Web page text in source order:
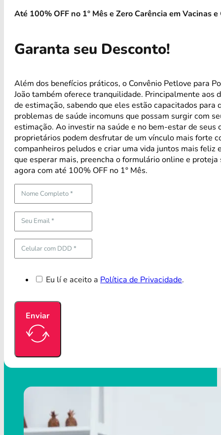
Até 100% OFF no 1° Mês e Zero Carência em Vacinas
Garanta seu Desconto!
Além dos benefícios práticos, o Convênio Petlove para
João também oferece tranquilidade. Principalmente aos
de estimação, sabendo que eles estão capacitados para
problemas de saúde incomuns que possam surgir com
estimação. Ao investir na saúde e no bem-estar de seus
proprietários podem desfrutar de um vínculo mais forte
companheiros peludos e criar uma vida juntos mais feliz
que esperar mais, preencha o formulário online e proteja
agora com até 100% OFF no 1° Mês.
Eu lí e aceito a Política de Privacidade.
Enviar